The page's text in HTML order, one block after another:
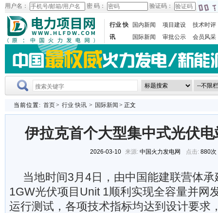
用户名： 密 码： 验证码：
行业 快
讯
国内新闻 项目建设
技术时评
国际新闻
审批公示 会员风采
当前位置: 首页> 行业 快讯 > 国际新闻 > 正文
伊拉克首个大型集中式光伏
2026-03-10 来源: 中国火力发电网 点击: 880次
当地时间3月4日，由中国能建联营体
1GW光伏项目Unit 1顺利实现全容量并网
运行测试，各项技术指标均达到设计要求